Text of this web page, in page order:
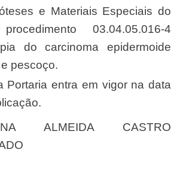
e Materiais Especiais do
03.04.05.016-4
do carcinoma epidermoide
pescoço.